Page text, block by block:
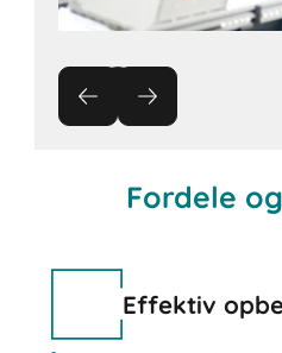
Fordele
Effektiv